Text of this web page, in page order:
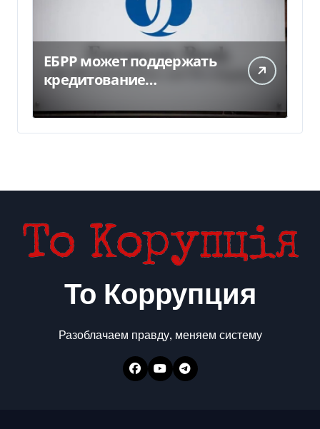
ЕБРР может поддержать
кредитование
300 млн евро — Delo.ua
То Коррупция
Разоблачаем правду, меняем систему